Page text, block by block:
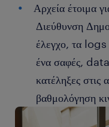
Αρχεία έτοιμα
Διεύθυνση
έλεγχο, τα
ένα σαφές,
κατέληξες στις
βαθμολόγηση